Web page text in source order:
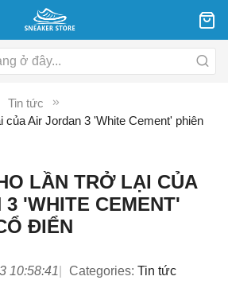
Tin tức
của Air Jordan 3 'White Cement' phiên
LẦN TRỞ LẠI CỦA
3 'WHITE CEMENT'
ĐIỂN
10:58:41 Categories: Tin tức